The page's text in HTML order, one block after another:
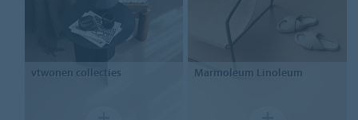
vtwonen collecties Marmoleum Linoleum